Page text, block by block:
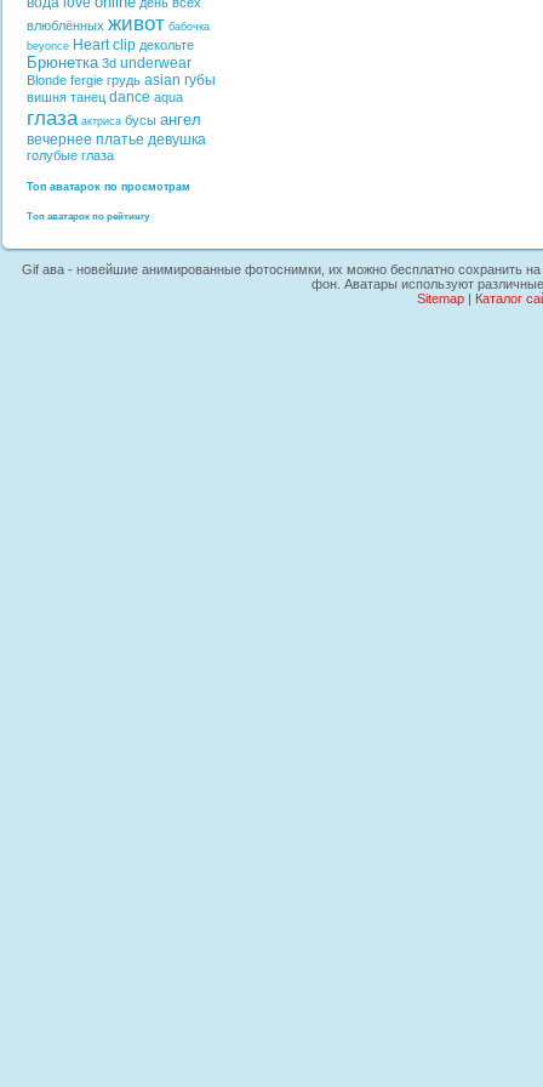
влюблённых живот бабочка
beyonce Heart clip декольте
Брюнетка 3d underwear
Blonde fergie грудь asian губы
вишня танец dance aqua
глаза актриса бусы ангел
вечернее платье девушка
голубые глаза
Топ аватарок по просмотрам
Топ аватарок по рейтингу
Gif ава - новейшие анимированные фотоснимки, их можно бесплатно сохранить
фон. Аватары используют
Sitemap| Каталог